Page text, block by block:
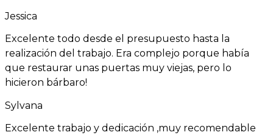
Jessica
Excelente todo desde el presupuesto hasta la
realización del trabajo. Era complejo porque había
que restaurar unas puertas muy viejas, pero lo
hicieron bárbaro!
Sylvana
Excelente trabajo y dedicación ,muy recomendable